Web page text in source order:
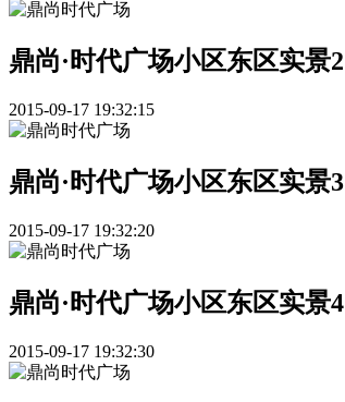
鼎尚·时代广场小区东区实景2
2015-09-17 19:32:15
鼎尚·时代广场小区东区实景3
2015-09-17 19:32:20
鼎尚·时代广场小区东区实景4
2015-09-17 19:32:30